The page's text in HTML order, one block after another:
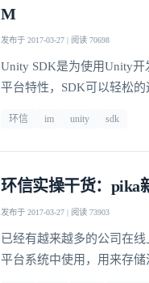
M
发布于 2017-03-27 | 阅读 70698
Unity SDK是为使用Unity
平台特性，SDK可以轻松
环信 im unity sdk
环信实操干货：pika
发布于 2017-03-27 | 阅读 73903
已经有越来越多的公司在
平台系统中使用，用来存